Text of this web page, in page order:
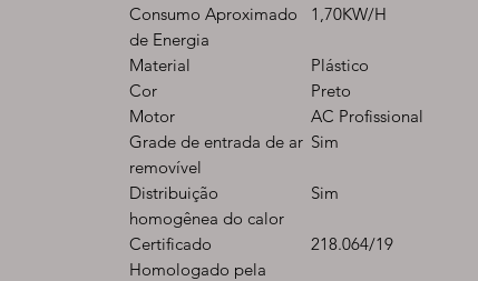
Consumo Aproximado
de Energia
1,70KW/H
Material
Plástico
Cor
Preto
Motor
AC Profissional
Grade de entrada de ar
removível
Sim
Distribuição
homogênea do calor
Sim
Certificado
Homologado pela
218.064/19